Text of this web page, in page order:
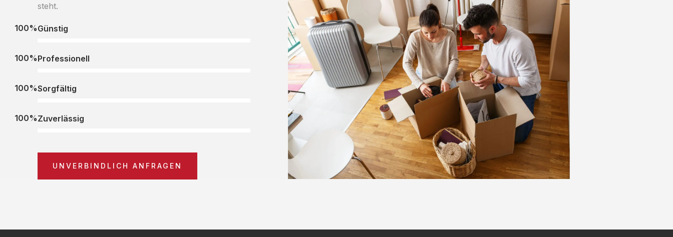
steht.
Günstig
100%
Professionell
100%
Sorgfältig
100%
Zuverlässig
100%
UNVERBINDLICH ANFRAGEN